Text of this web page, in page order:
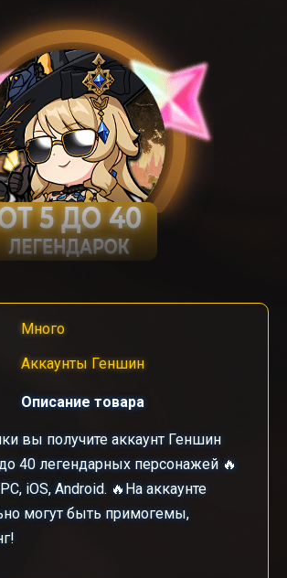
Много
Аккаунты Геншин
Описание товара
вы получите аккаунт Геншин
40 легендарных персонажей 🔥
iOS, Android. 🔥На аккаунте
могут быть примогемы,